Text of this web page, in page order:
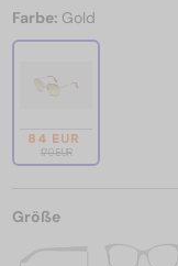
Farbe: Gold
84 EUR
179 EUR
Größe